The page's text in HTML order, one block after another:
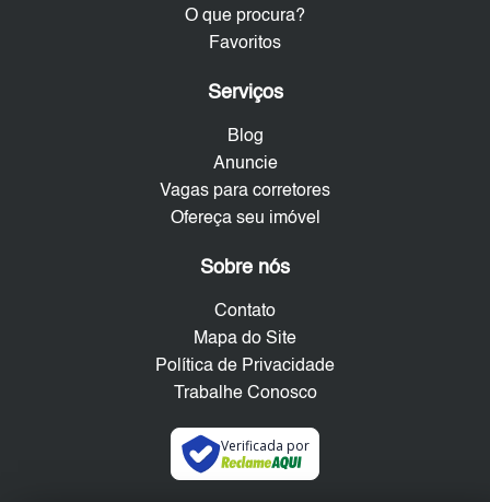
O que procura?
Favoritos
Serviços
Blog
Anuncie
Vagas para corretores
Ofereça seu imóvel
Sobre nós
Contato
Mapa do Site
Política de Privacidade
Trabalhe Conosco
Verificada por